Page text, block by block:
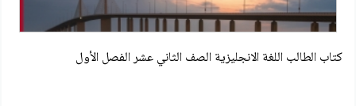
كتاب الطالب اللغة الانجليزية الصف الثاني عشر الفصل الأول